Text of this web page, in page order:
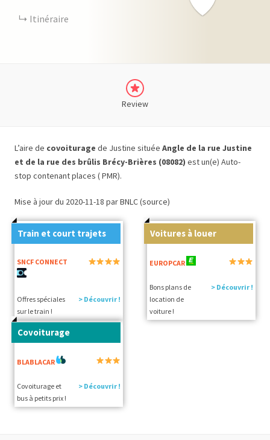
Itinéraire
Review
L’aire de covoiturage de Justine située Angle de la rue Justine
et de la rue des brûlis Brécy-Brières (08082) est un(e) Auto-
stop contenant places ( PMR).
Mise à jour du 2020-11-18 par BNLC (source)
Train et court trajets
SNCF CONNECT
Offres spéciales
sur le train !
> Découvrir !
Voitures à louer
EUROPCAR
Bons plans de
location de
voiture !
> Découvrir !
Covoiturage
BLABLACAR
Covoiturage et
bus à petits prix !
> Découvrir !